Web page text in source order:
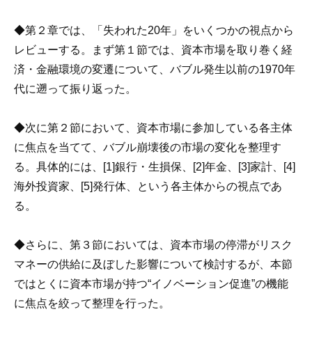
◆第２章では、「失われた20年」をいくつかの視点から
レビューする。まず第１節では、資本市場を取り巻く経
済・金融環境の変遷について、バブル発生以前の1970年
代に遡って振り返った。
◆次に第２節において、資本市場に参加している各主体
に焦点を当てて、バブル崩壊後の市場の変化を整理す
る。具体的には、[1]銀行・生損保、[2]年金、[3]家計、[4]
海外投資家、[5]発行体、という各主体からの視点であ
る。
◆さらに、第３節においては、資本市場の停滞がリスク
マネーの供給に及ぼした影響について検討するが、本節
ではとくに資本市場が持つ“イノベーション促進”の機能
に焦点を絞って整理を行った。